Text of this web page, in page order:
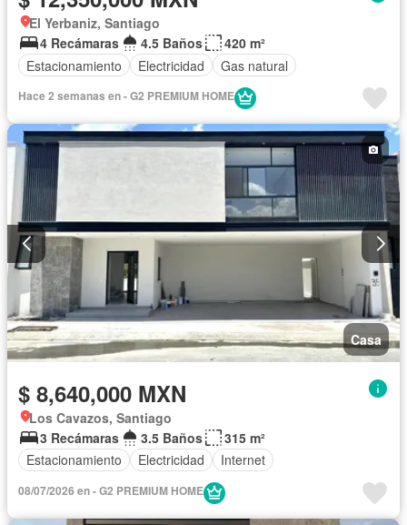
El Yerbaniz, Santiago
4 Recámaras
4.5 Baños
420 m²
Estacionamiento
Electricidad Gas natural
Hace 2 semanas en - G2 PREMIUM HOME
Casa
$ 8,640,000 MXN
Los Cavazos, Santiago
3 Recámaras
3.5 Baños
315 m²
Estacionamiento
Electricidad Internet
08/07/2026 en - G2 PREMIUM HOME